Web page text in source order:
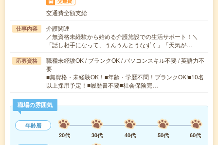
交通費全額支給
仕事内容
介護関連
／無資格未経験から始める介護施設での生活サポート！＼
「話し相手になって、うんうんとうなずく」「天気が…
応募資格
職種未経験OK / ブランクOK / パソコンスキル不要 / 英語力不
要
■無資格・未経験OK！■年齢・学歴不問！ブランクOK!■10名
以上採用予定！■履歴書不要■社会保険完…
職場の雰囲気
年齢層
20代
30代 40代 50代
60代